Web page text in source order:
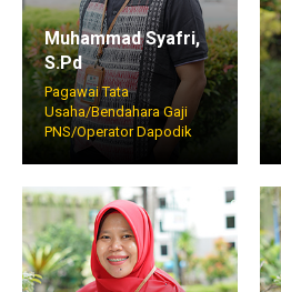
Muhammad Syafri,
S.Pd
Pagawai Tata
Usaha/Bendahara Gaji
PNS/Operator Dapodik